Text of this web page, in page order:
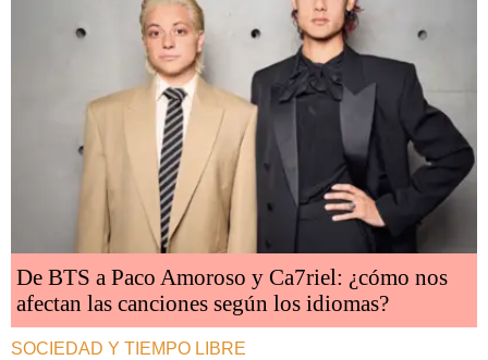
De BTS a Paco Amoroso y Ca7riel: ¿cómo nos
afectan las canciones según los idiomas?
SOCIEDAD Y TIEMPO LIBRE